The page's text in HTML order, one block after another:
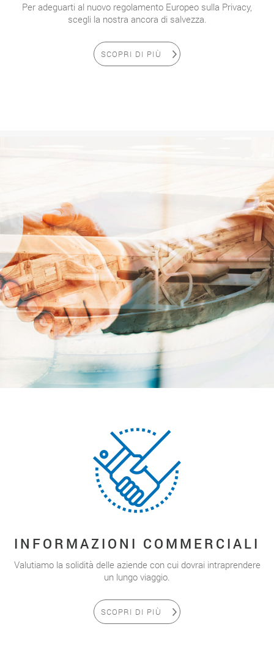
Per adeguarti al nuovo regolamento Europeo sulla Privacy,
scegli la nostra ancora di salvezza.
SCOPRI DI PIÙ
INFORMAZIONI COMMERCIALI
Valutiamo la solidità delle aziende con cui dovrai intraprendere
un lungo viaggio.
SCOPRI DI PIÙ